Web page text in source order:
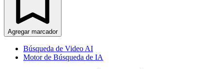
Agregar marcador
Búsqueda de Video AI
Motor de Búsqueda de IA